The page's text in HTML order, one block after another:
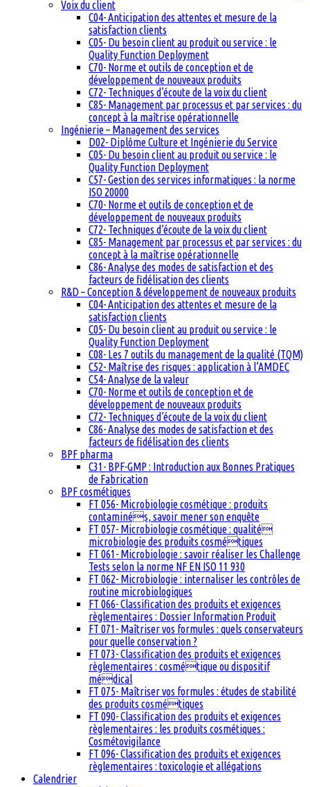
Voix du client
C04- Anticipation des attentes et mesure de la
satisfaction clients
C05- Du besoin client au produit ou service : le
Quality Function Deployment
C70- Norme et outils de conception et de
développement de nouveaux produits
C72- Techniques d’écoute de la voix du client
C85- Management par processus et par services : du
concept à la maîtrise opérationnelle
Ingénierie – Management des services
D02- Diplôme Culture et Ingénierie du Service
C05- Du besoin client au produit ou service : le
Quality Function Deployment
C57- Gestion des services informatiques : la norme
ISO 20000
C70- Norme et outils de conception et de
développement de nouveaux produits
C72- Techniques d’écoute de la voix du client
C85- Management par processus et par services : du
concept à la maîtrise opérationnelle
C86- Analyse des modes de satisfaction et des
facteurs de fidélisation des clients
R&D – Conception & développement de nouveaux produits
C04- Anticipation des attentes et mesure de la
satisfaction clients
C05- Du besoin client au produit ou service : le
Quality Function Deployment
C08- Les 7 outils du management de la qualité (TQM)
C52- Maîtrise des risques : application à l’AMDEC
C54- Analyse de la valeur
C70- Norme et outils de conception et de
développement de nouveaux produits
C72- Techniques d’écoute de la voix du client
C86- Analyse des modes de satisfaction et des
facteurs de fidélisation des clients
BPF pharma
C31- BPF-GMP : Introduction aux Bonnes Pratiques
de Fabrication
BPF cosmétiques
FT 056- Microbiologie cosmétique : produits
contaminés, savoir mener son enquête
FT 057- Microbiologie cosmétique : qualité
microbiologie des produits cosmétiques
FT 061- Microbiologie : savoir réaliser les Challenge
Tests selon la norme NF EN ISO 11 930
FT 062- Microbiologie : internaliser les contrôles de
routine microbiologiques
FT 066- Classification des produits et exigences
règlementaires : Dossier Information Produit
FT 071- Maîtriser vos formules : quels conservateurs
pour quelle conservation ?
FT 073- Classification des produits et exigences
règlementaires : cosmétique ou dispositif
médical
FT 075- Maîtriser vos formules : études de stabilité
des produits cosmétiques
FT 090- Classification des produits et exigences
règlementaires : les produits cosmétiques :
Cosmétovigilance
FT 096- Classification des produits et exigences
règlementaires : toxicologie et allégations
Calendrier